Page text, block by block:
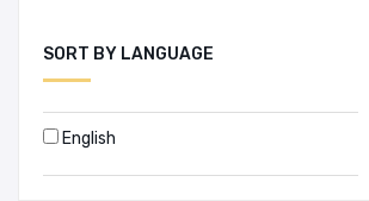
SORT BY LANGUAGE
English